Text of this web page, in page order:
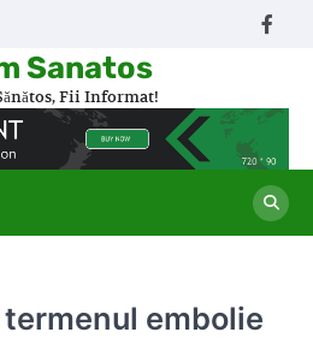
Sanatos
Fii Informat!
embolie